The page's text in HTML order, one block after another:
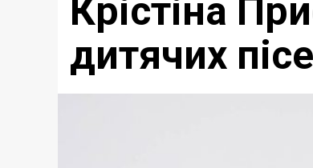
Крістіна
дитячих